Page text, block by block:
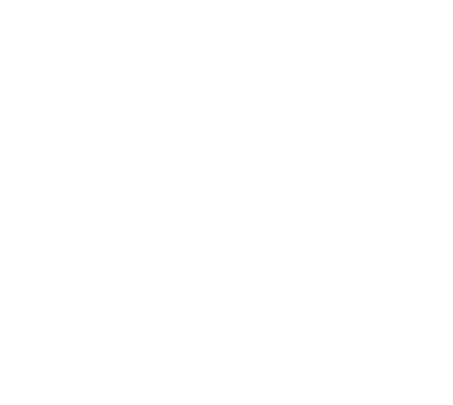
verschwinden, Ergebnis ist ein ebenes